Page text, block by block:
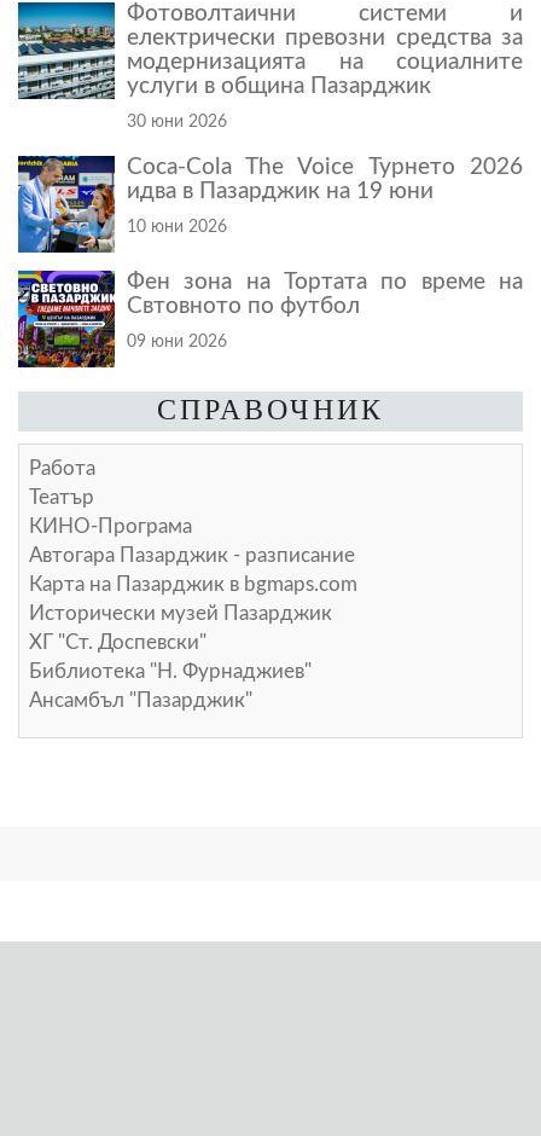
Фотоволтаични системи и
електрически превозни средства за
модернизацията на социалните
услуги в община Пазарджик
30 юни 2026
Coca-Cola The Voice Турнето 2026
идва в Пазарджик на 19 юни
10 юни 2026
Фен зона на Тортата по време на
Свтовното по футбол
09 юни 2026
СПРАВОЧНИК
Работа
Театър
КИНО-Програма
Автогара Пазарджик - разписание
Карта на Пазарджик в bgmaps.com
Исторически музей Пазарджик
ХГ "Ст. Доспевски"
Библиотека "Н. Фурнаджиев"
Ансамбъл "Пазарджик"